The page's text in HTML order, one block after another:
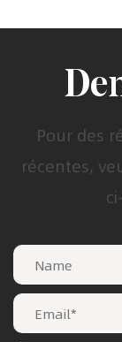
Pour des
récentes,